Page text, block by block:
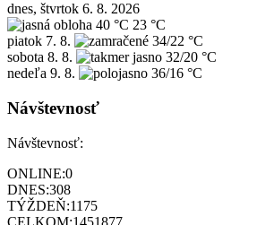
dnes, štvrtok 6. 8. 2026
40 °C 23 °C
piatok 7. 8.
34/22 °C
sobota 8. 8.
32/20 °C
nedeľa 9. 8. 36/16 °C
Návštevnosť
Návštevnosť:
ONLINE:0
DNES:308
TÝŽDEŇ:1175
CELKOM:1451877